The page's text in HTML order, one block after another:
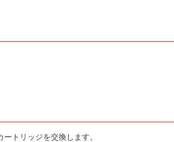
トリッジを交換します。